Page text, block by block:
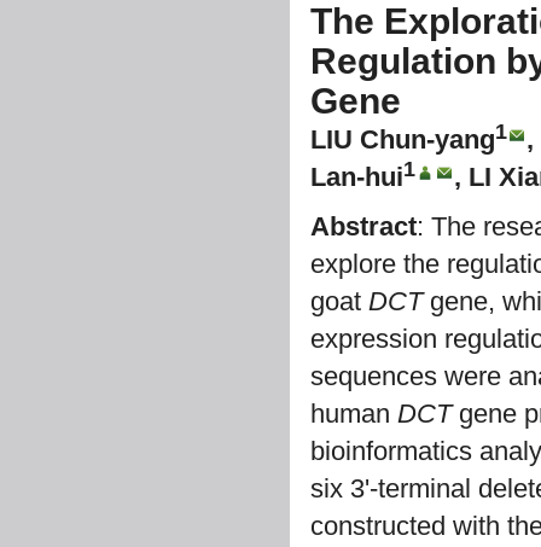
The
Regulation
Gene
LIU Chun-yang1
,
Lan-hui1
, LI
Abstract: The
explore the
goat DCTgene,
expression
sequences were
human DCTgene
bioinformatics
six 3'-terminal
constructed with